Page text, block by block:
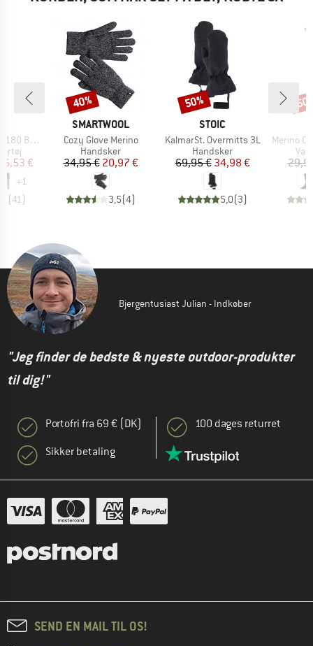
Long Pants
pris
€
+1
(41)
MÆRKE
SMARTWOOL
Artikel
Cozy Glove Merino
Produktgruppe
Handsker
Pris
34,95 €Nedsat pris
20,97 €
3,5(4)
Rabat
40%
MÆRKE
STOIC
Artikel
KalmarSt. Overmitts 3L
Produktgruppe
Handsker
Pris
69,95 €Nedsat pris
34,98 €
5,0(3)
Rabat
50%
Artikel
Merino
Bjergentusiast Julian - Indkøber
"Jeg finder de bedste & nyeste outdoor-produkter
til dig!"
Portofri fra 69 € (DK)
Sikker betaling
100 dages returret
SEND EN MAIL TIL OS!